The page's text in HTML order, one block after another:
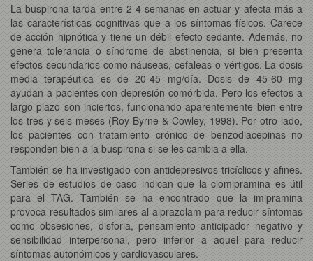
La buspirona tarda entre 2-4 semanas en actuar y afecta más a
las características cognitivas que a los síntomas físicos. Carece
de acción hipnótica y tiene un débil efecto sedante. Además, no
genera tolerancia o síndrome de abstinencia, si bien presenta
efectos secundarios como náuseas, cefaleas o vértigos. La dosis
media terapéutica es de 20-45 mg/día. Dosis de 45-60 mg
ayudan a pacientes con depresión comórbida. Pero los efectos a
largo plazo son inciertos, funcionando aparentemente bien entre
los tres y seis meses (Roy-Byrne & Cowley, 1998). Por otro lado,
los pacientes con tratamiento crónico de benzodiacepinas no
responden bien a la buspirona si se les cambia a ella.
También se ha investigado con antidepresivos tricíclicos y afines.
Series de estudios de caso indican que la clomipramina es útil
para el TAG. También se ha encontrado que la imipramina
provoca resultados similares al alprazolam para reducir síntomas
como obsesiones, disforia, pensamiento anticipador negativo y
sensibilidad interpersonal, pero inferior a aquel para reducir
síntomas autonómicos y cardiovasculares.